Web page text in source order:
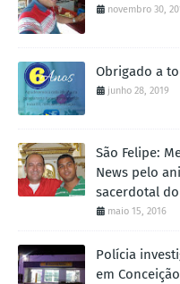
novembro 30,
Obrigado a
junho 28, 2019
São Felipe:
News pelo
sacerdotal
maio 15, 2016
Polícia
em